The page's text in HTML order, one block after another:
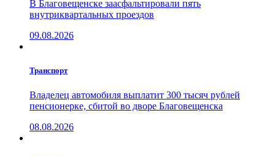
В Благовещенске заасфальтировали пять
внутриквартальных проездов
09.08.2026
Транспорт
Владелец автомобиля выплатит 300 тысяч рублей
пенсионерке, сбитой во дворе Благовещенска
08.08.2026